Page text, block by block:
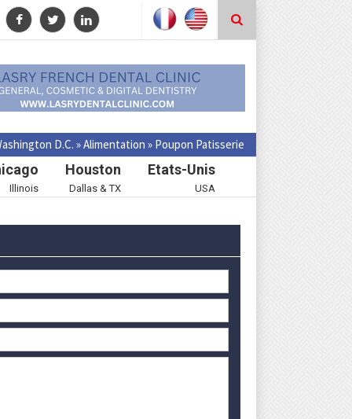
D.C. »Alimentation » Poupon Patisserie
Illinois
Houston
Dallas & TX
Etats-Unis
USA